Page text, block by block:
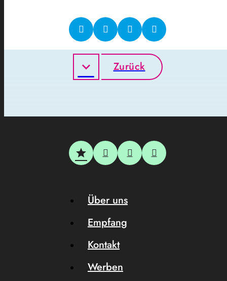
Zurück
Über uns
Empfang
Kontakt
Werben